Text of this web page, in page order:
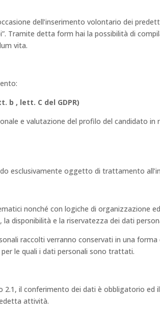
dell’inserimento volontario dei
Tramite detta form hai la possibilità di
vita.
b , lett. C del GDPR)
e valutazione del profilo del candidato in
esclusivamente oggetto di trattamento
nonché con logiche di organizzazione
disponibilità e la riservatezza dei dati
raccolti verranno conservati in una
le quali i dati personali sono trattati.
il conferimento dei dati è obbligatorio ed
attività.